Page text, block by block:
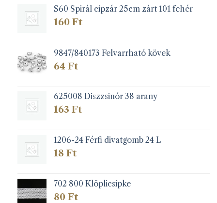
S60 Spirál cipzár 25cm zárt 101 fehér
160 Ft
9847/840173 Felvarrható kövek
64 Ft
625008 Diszzsinór 38 arany
163 Ft
1206-24 Férfi divatgomb 24 L
18 Ft
702 800 Klöplicsipke
80 Ft